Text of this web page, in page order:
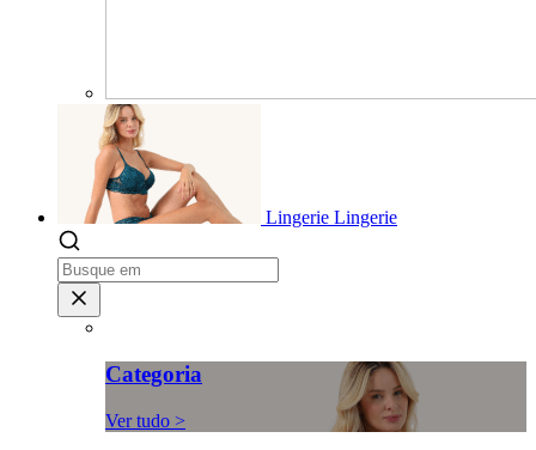
Lingerie Lingerie
Categoria
Ver tudo >